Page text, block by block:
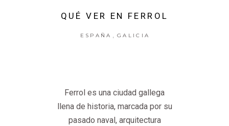
QUÉ VER EN FERROL
ESPAÑA , GALICIA
Ferrol es una ciudad gallega
llena de historia, marcada por su
pasado naval, arquitectura